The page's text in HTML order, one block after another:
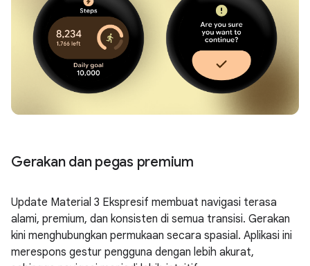
Gerakan dan pegas premium
Update Material 3 Ekspresif membuat navigasi terasa
alami, premium, dan konsisten di semua transisi. Gerakan
kini menghubungkan permukaan secara spasial. Aplikasi ini
merespons gestur pengguna dengan lebih akurat,